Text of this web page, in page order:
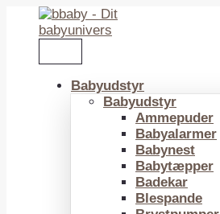
Babyudstyr
Babyudstyr
Ammepuder
Babyalarmer
Babynest
Babytæpper
Badekar
Blespande